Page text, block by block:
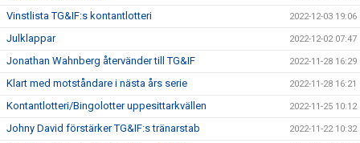
Vinstlista TG&IF:s kontantlotteri 2022-12-03 19:06
Julklappar 2022-12-02 07:47
Jonathan Wahnberg återvänder till TG&IF 2022-11-28 16:29
Klart med motståndare i nästa års serie 2022-11-28 16:21
Kontantlotteri/Bingolotter uppesittarkvällen 2022-11-25 10:12
Johny David förstärker TG&IF:s tränarstab 2022-11-22 10:32